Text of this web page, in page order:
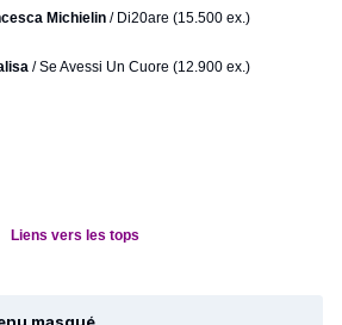
Michielin/ Di20are (15.500 ex.)
/ Se Avessi Un Cuore (12.900 ex.)
Liens vers les tops